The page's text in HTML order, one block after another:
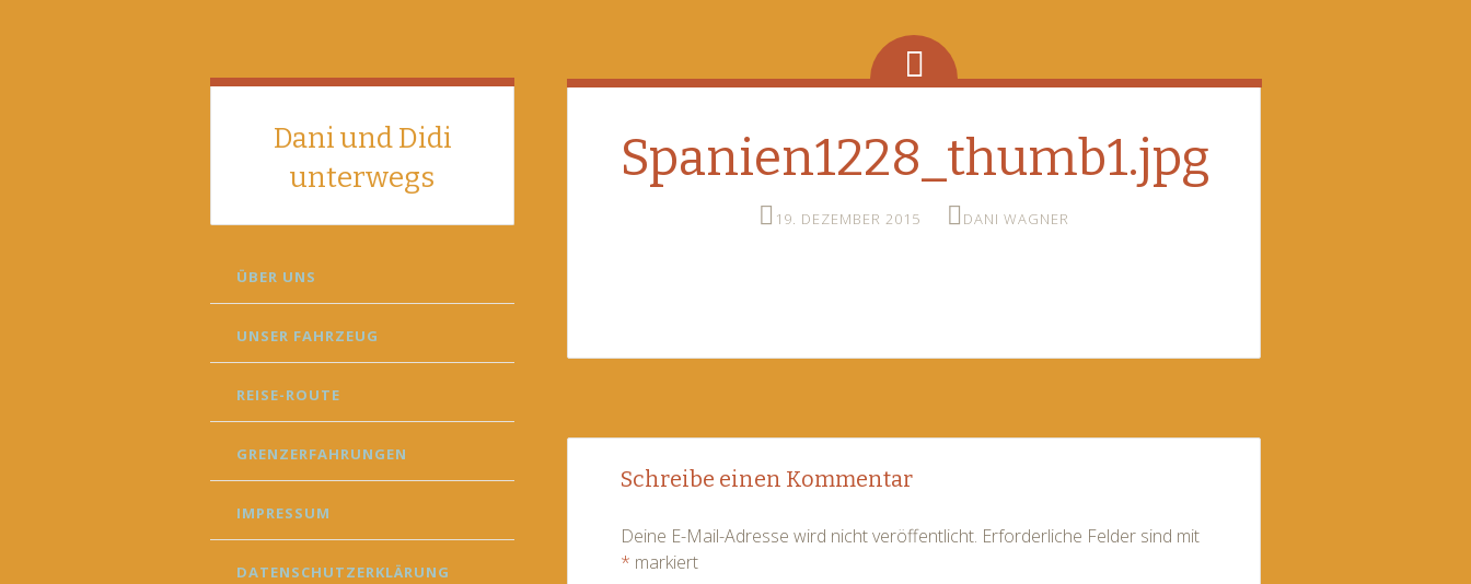
Dani und Didi
unterwegs
SKIP
TO
ÜBER UNS
UNSER FAHRZEUG
REISE-ROUTE
GRENZERFAHRUNGEN
IMPRESSUM
DATENSCHUTZERKLÄRUNG
Spanien1228_thumb1.jpg
19. DEZEMBER 2015 DANI WAGNER
Post
Schreibe einen Kommentar
Deine E-Mail-Adresse wird nicht veröffentlicht. Erforderliche Felder sind mit
* markiert